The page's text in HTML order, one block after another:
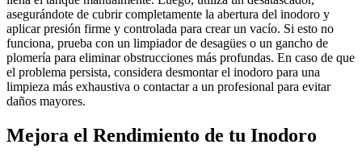
asegurándote de cubrir completamente la abertura del inodoro y
aplicar presión firme y controlada para crear un vacío. Si esto no
funciona, prueba con un limpiador de desagües o un gancho de
plomería para eliminar obstrucciones más profundas. En caso de que
el problema persista, considera desmontar el inodoro para una
limpieza más exhaustiva o contactar a un profesional para evitar
daños mayores.
Mejora el Rendimiento de tu Inodoro